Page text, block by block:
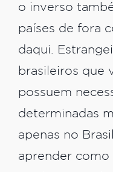
o inverso
países de fora
daqui.
brasileiros que
possuem
determinadas
apenas no
aprender